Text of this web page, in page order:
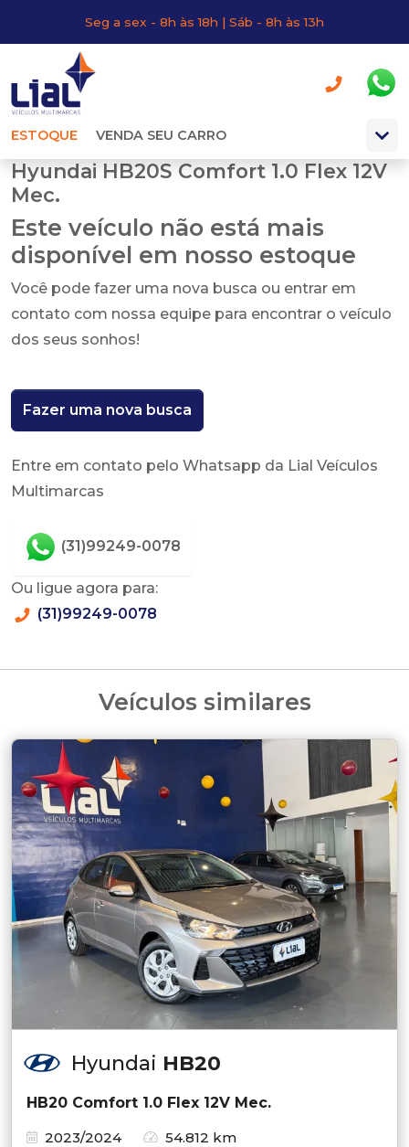
Seg a sex - 8h às 18h | Sáb - 8h às 13h
ESTOQUE VENDA SEU CARRO
Hyundai HB20S Comfort 1.0 Flex 12V
Mec.
Este veículo não está mais
disponível em nosso estoque
Você pode fazer uma nova busca ou entrar em
contato com nossa equipe para encontrar o veículo
dos seus sonhos!
Fazer uma nova busca
Entre em contato pelo Whatsapp da Lial Veículos
Multimarcas
(31)99249-0078
Ou ligue agora para:
(31)99249-0078
Veículos similares
Hyundai HB20
HB20 Comfort 1.0 Flex 12V Mec.
2023/2024
54.812 km